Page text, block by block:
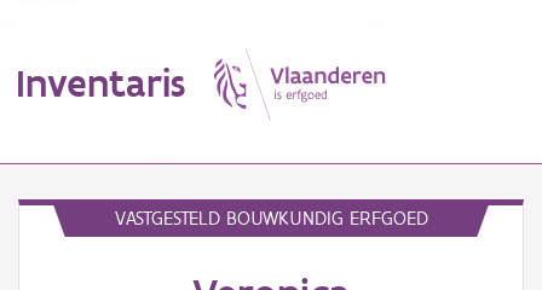
Inventaris
VASTGESTELD BOUWKUNDIG ERFGOED